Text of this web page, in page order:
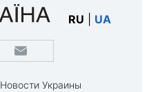
RU UA
Новости Украины